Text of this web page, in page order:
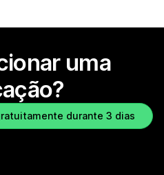
uma
durante 3 dias